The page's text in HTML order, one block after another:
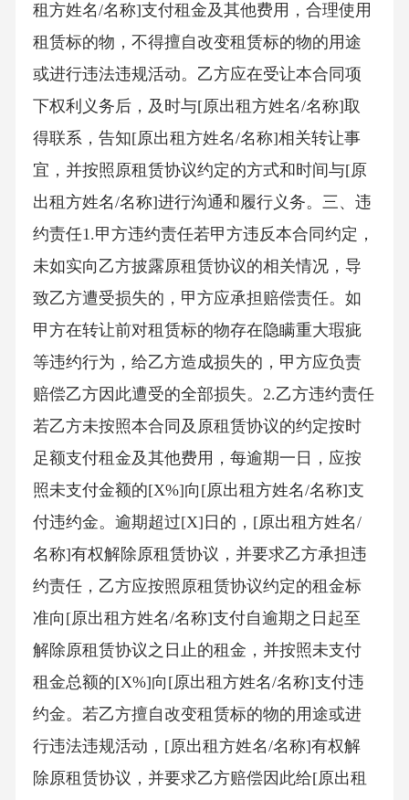
租方姓名/名称]支付租金及其他费用，合理使用
租赁标的物，不得擅自改变租赁标的物的用途
或进行违法违规活动。乙方应在受让本合同项
下权利义务后，及时与[原出租方姓名/名称]取
得联系，告知[原出租方姓名/名称]相关转让事
宜，并按照原租赁协议约定的方式和时间与[原
出租方姓名/名称]进行沟通和履行义务。三、违
约责任1.甲方违约责任若甲方违反本合同约定，
未如实向乙方披露原租赁协议的相关情况，导
致乙方遭受损失的，甲方应承担赔偿责任。如
甲方在转让前对租赁标的物存在隐瞒重大瑕疵
等违约行为，给乙方造成损失的，甲方应负责
赔偿乙方因此遭受的全部损失。2.乙方违约责任
若乙方未按照本合同及原租赁协议的约定按时
足额支付租金及其他费用，每逾期一日，应按
照未支付金额的[X%]向[原出租方姓名/名称]支
付违约金。逾期超过[X]日的，[原出租方姓名/
名称]有权解除原租赁协议，并要求乙方承担违
约责任，乙方应按照原租赁协议约定的租金标
准向[原出租方姓名/名称]支付自逾期之日起至
解除原租赁协议之日止的租金，并按照未支付
租金总额的[X%]向[原出租方姓名/名称]支付违
约金。若乙方擅自改变租赁标的物的用途或进
行违法违规活动，[原出租方姓名/名称]有权解
除原租赁协议，并要求乙方赔偿因此给[原出租